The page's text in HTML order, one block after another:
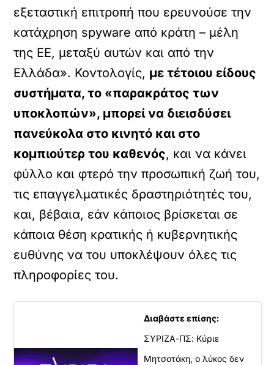
εξεταστική επιτροπή που ερευνούσε την
κατάχρηση spyware από κράτη – μέλη
της ΕΕ, μεταξύ αυτών και από την
Ελλάδα». Κοντολογίς, με τέτοιου είδους
συστήματα, το «παρακράτος των
υποκλοπών», μπορεί να διεισδύσει
πανεύκολα στο κινητό και στο
κομπιούτερ του καθενός, και να κάνει
φύλλο και φτερό την προσωπική ζωή του,
τις επαγγελματικές δραστηριότητές του,
και, βέβαια, εάν κάποιος βρίσκεται σε
κάποια θέση κρατικής ή κυβερνητικής
ευθύνης να του υποκλέψουν όλες τις
πληροφορίες του.
Διαβάστε επίσης:
ΣΥΡΙΖΑ-ΠΣ: Κύριε
Μητσοτάκη, ο λύκος δεν